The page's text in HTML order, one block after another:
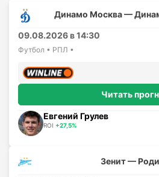
Динамо Москва —
09.08.2026 в 14:30
Футбол • РПЛ •
Читать
Евгений Грулев
ROI +27,5%
Зенит —